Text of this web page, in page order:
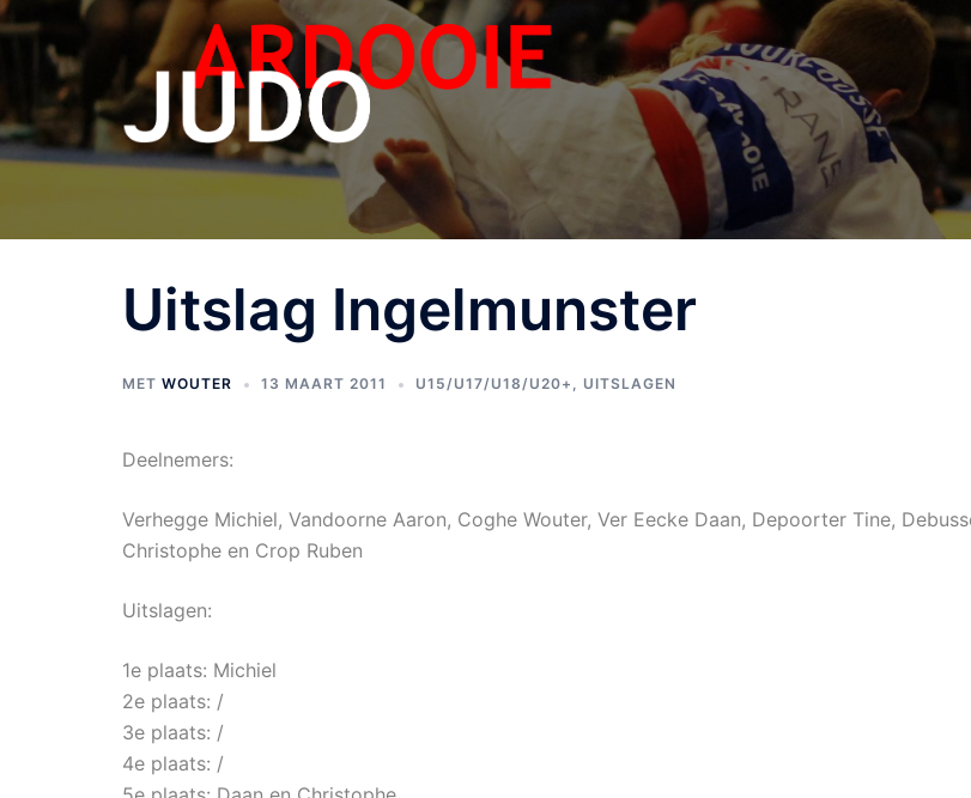
Uitslag Ingelmunster
MET WOUTER 13 MAART 2011 U15/U17/U18/U20+ , UITSLAGEN
Deelnemers:
Verhegge Michiel, Vandoorne Aaron, Coghe Wouter, Ver Eecke Daan, Depoorter Tine,
Christophe en Crop Ruben
Uitslagen:
1e plaats: Michiel
2e plaats: /
3e plaats: /
4e plaats: /